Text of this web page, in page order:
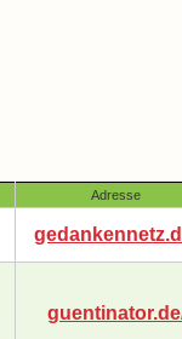
Adresse